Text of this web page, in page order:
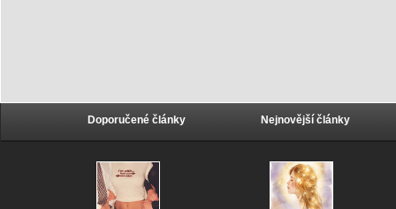
Doporučené články Nejnovější články